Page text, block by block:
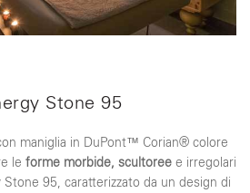
Stone 95
maniglia in DuPont™ Corian® colore
le forme morbide, scultoree e irregolari
95, caratterizzato da un design di